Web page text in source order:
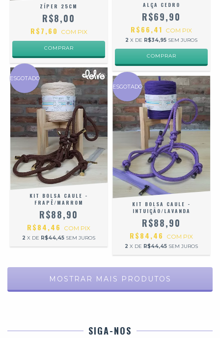
ZÍPER 25CM
R$8,00
R$7,60 COM PIX
COMPRAR
ALÇA CEDRO
R$69,90
R$66,41 COM PIX
2 X DE R$34,95 SEM JUROS
COMPRAR
ESGOTADO
KIT BOLSA CAULE -
FRAPÊ/MARROM
R$88,90
R$84,46 COM PIX
2 X DE R$44,45 SEM JUROS
ESGOTADO
KIT BOLSA CAULE -
INTUIÇÃO/LAVANDA
R$88,90
R$84,46 COM PIX
2 X DE R$44,45 SEM JUROS
MOSTRAR MAIS PRODUTOS
SIGA-NOS